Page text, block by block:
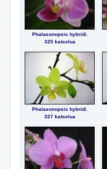
Phalaeonopsis hybridi.
325 katselua
Phalaeonopsis hybridi.
327 katselua